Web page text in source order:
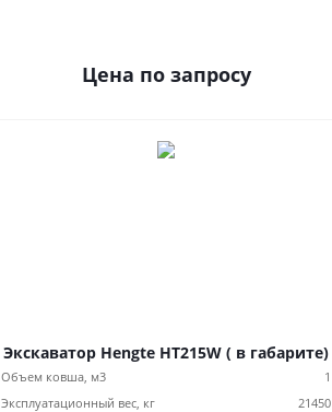
Цена по запросу
Экскаватор Hengte HT215W ( в габарите)
Объем ковша, м3
1
Эксплуатационный вес, кг
21450